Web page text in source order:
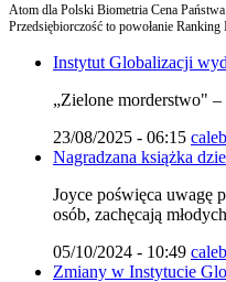
Atom dla Polski Biometria Cena
Przedsiębiorczość to powołanie
Instytut Globalizacji
„Zielone morderstwo"
23/08/2025 - 06:15 caleb
Nagradzana książka
Joyce poświęca uwagę
osób, zachęcają
05/10/2024 - 10:49 caleb
Zmiany w Instytucie